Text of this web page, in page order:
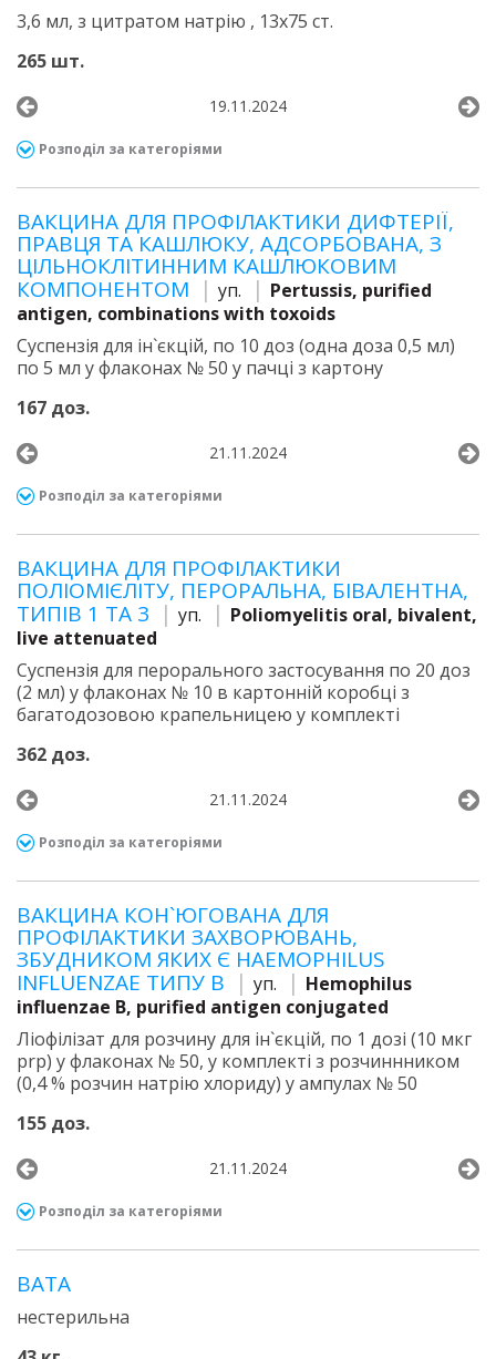
3,6 мл, з цитратом натрію , 13х75 ст.
265 шт.
19.11.2024
Розподіл за категоріями
ВАКЦИНА ДЛЯ ПРОФІЛАКТИКИ ДИФТЕРІЇ,
ПРАВЦЯ ТА КАШЛЮКУ, АДСОРБОВАНА, З
ЦІЛЬНОКЛІТИННИМ КАШЛЮКОВИМ
КОМПОНЕНТОМ
уп.
Pertussis, purified
antigen, combinations with toxoids
Суспензія для ін`єкцій, по 10 доз (одна доза 0,5 мл)
по 5 мл у флаконах № 50 у пачці з картону
167 доз.
21.11.2024
Розподіл за категоріями
ВАКЦИНА ДЛЯ ПРОФІЛАКТИКИ
ПОЛІОМІЄЛІТУ, ПЕРОРАЛЬНА, БІВАЛЕНТНА,
ТИПІВ 1 ТА 3
уп.
Poliomyelitis oral, bivalent,
live attenuated
Суспензія для перорального застосування по 20 доз
(2 мл) у флаконах № 10 в картонній коробці з
багатодозовою крапельницею у комплекті
362 доз.
21.11.2024
Розподіл за категоріями
ВАКЦИНА КОН`ЮГОВАНА ДЛЯ
ПРОФІЛАКТИКИ ЗАХВОРЮВАНЬ,
ЗБУДНИКОМ ЯКИХ Є HAEMOPHILUS
INFLUENZAE ТИПУ B
уп.
Hemophilus
influenzae B, purified antigen conjugated
Ліофілізат для розчину для ін`єкцій, по 1 дозі (10 мкг
prp) у флаконах № 50, у комплекті з розчиннником
(0,4 % розчин натрію хлориду) у ампулах № 50
155 доз.
21.11.2024
Розподіл за категоріями
ВАТА
нестерильна